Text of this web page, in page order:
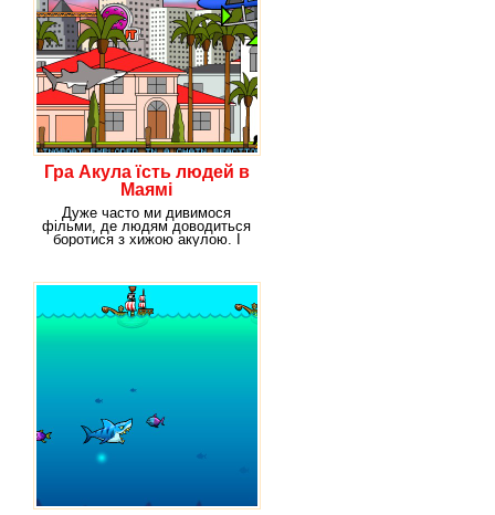
Гра Акула їсть людей в
Маямі
Дуже часто ми дивимося
фільми, де людям доводиться
боротися з хижою акулою. І